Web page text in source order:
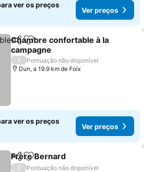
ver os preços
Ver preços
PartilharAdicionar aos favoritos
Chambre confortable à la
campagne
Ver preços
/
Pontuação não disponível
Dun, a 19.9 km de Foix
ver os preços
Ver preços
PartilharAdicionar aos favoritos
Frère Bernard
/
Pontuação não disponível